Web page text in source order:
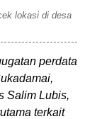
lokasi di desa
perdata
Salim Lubis,
terkait